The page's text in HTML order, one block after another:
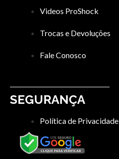
Videos ProShock
Trocas e Devoluções
Fale Conosco
SEGURANÇA
Política de Privacidade